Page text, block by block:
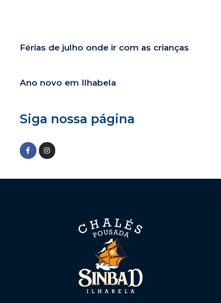
Férias de julho onde ir com as crianças
Ano novo em Ilhabela
Siga nossa página